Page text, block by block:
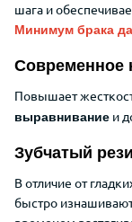
шага и
Минимум брака
Современное
Повышает
выравнивание и
Зубчатый
В отличие от
быстро